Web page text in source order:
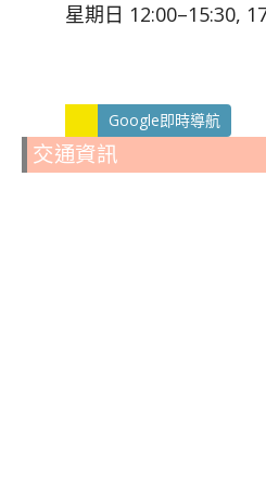
星期日 12:00–15:30,
Google即時導航
交通資訊